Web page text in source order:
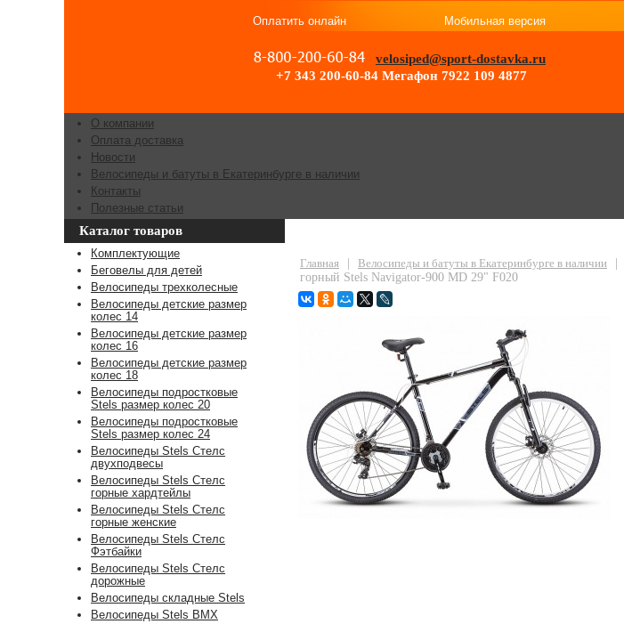
Оплатить онлайн Мобильная версия
velosiped@sport-dostavka.ru
+7 343 200-60-84 Мегафон 7922 109 4877
О компании
Оплата доставка
Новости
Велосипеды и батуты в Екатеринбурге в наличии
Контакты
Полезные статьи
Главная Велосипеды и батуты в Екатеринбурге в наличии
горный Stels Navigator-900 MD 29" F020
Каталог товаров
Комплектующие
Беговелы для детей
Велосипеды трехколесные
Велосипеды детские размер
колес 14
Велосипеды детские размер
колес 16
Велосипеды детские размер
колес 18
Велосипеды подростковые
Stels размер колес 20
Велосипеды подростковые
Stels размер колес 24
Велосипеды Stels Стелс
двухподвесы
Велосипеды Stels Стелс
горные хардтейлы
Велосипеды Stels Стелс
горные женские
Велосипеды Stels Стелс
Фэтбайки
Велосипеды Stels Стелс
дорожные
Велосипеды складные Stels
Велосипеды Stels BMX